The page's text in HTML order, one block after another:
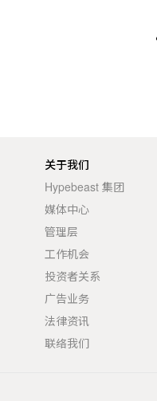
关于我们
Hypebeast 集团
媒体中心
管理层
工作机会
投资者关系
广告业务
法律资讯
联络我们